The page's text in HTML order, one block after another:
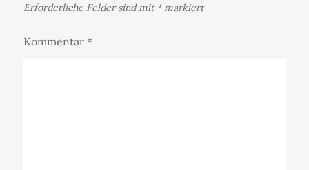
Erforderliche Felder sind mit *markiert
Kommentar *